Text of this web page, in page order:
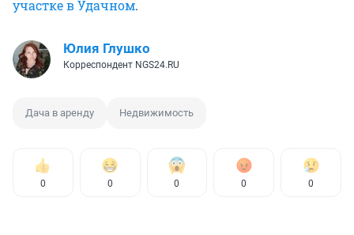
участке в Удачном.
Юлия Глушко
Корреспондент NGS24.RU
Дача в аренду Недвижимость
0 0 0 0 0